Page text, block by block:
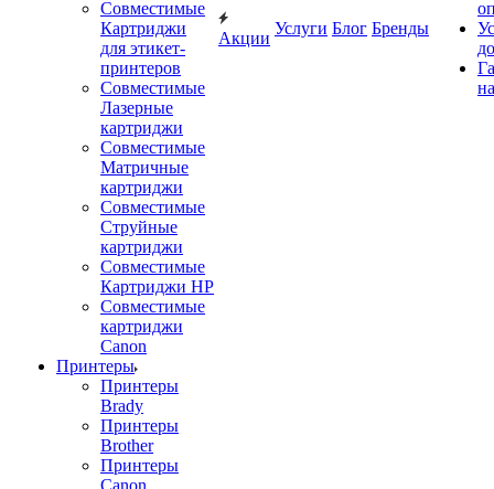
Совместимые
Картриджи
для этикет-
принтеров
Совместимые
Лазерные
картриджи
Совместимые
Матричные
картриджи
Совместимые
Струйные
картриджи
Совместимые
Картриджи HP
Совместимые
картриджи
Canon
Принтеры
Принтеры
Brady
Принтеры
Brother
Принтеры
Canon
Акции
Услуги Блог Бренды